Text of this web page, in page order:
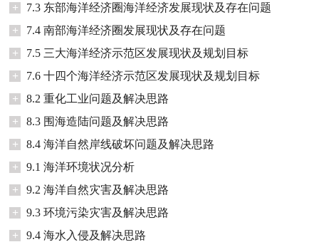
+
7.3 东部海洋经济圈海洋经济发展现状及存在问题
+
7.4 南部海洋经济圈发展现状及存在问题
+
7.5 三大海洋经济示范区发展现状及规划目标
+
7.6 十四个海洋经济示范区发展现状及规划目标
+
8.2 重化工业问题及解决思路
+
8.3 围海造陆问题及解决思路
+
8.4 海洋自然岸线破坏问题及解决思路
+
9.1 海洋环境状况分析
+
9.2 海洋自然灾害及解决思路
+
9.3 环境污染灾害及解决思路
+
9.4 海水入侵及解决思路